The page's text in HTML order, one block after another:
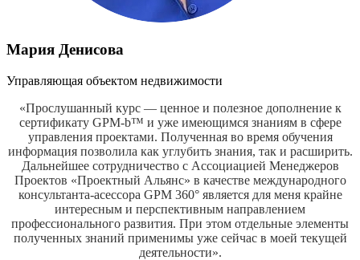
Мария Денисова
Управляющая объектом недвижимости
«Прослушанный курс — ценное и полезное дополнение к
сертификату GPM-b™ и уже имеющимся знаниям в сфере
управления проектами. Полученная во время обучения
информация позволила как углубить знания, так и расширить.
Дальнейшее сотрудничество с Ассоциацией Менеджеров
Проектов «Проектный Альянс» в качестве международного
консультанта-асессора GPM 360° является для меня крайне
интересным и перспективным направлением
профессионального развития. При этом отдельные элементы
полученных знаний применимы уже сейчас в моей текущей
деятельности».